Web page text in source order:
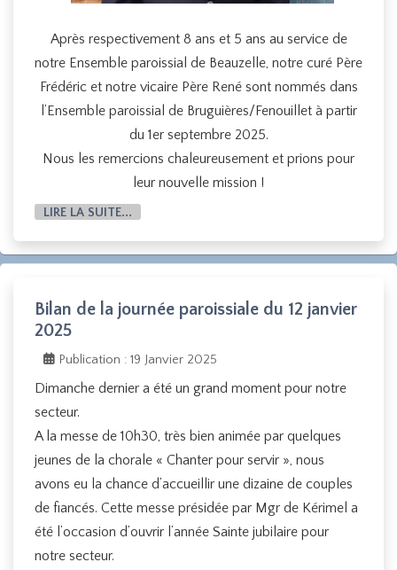
Après respectivement 8 ans et 5 ans au service de
notre Ensemble paroissial de Beauzelle, notre curé Père
Frédéric et notre vicaire Père René sont nommés dans
l’Ensemble paroissial de Bruguières/Fenouillet à partir
du 1er septembre 2025.
Nous les remercions chaleureusement et prions pour
leur nouvelle mission !
LIRE LA SUITE...
Bilan de la journée paroissiale du 12 janvier
2025
Publication : 19 Janvier 2025
Dimanche dernier a été un grand moment pour notre
secteur.
A la messe de 10h30, très bien animée par quelques
jeunes de la chorale « Chanter pour servir », nous
avons eu la chance d’accueillir une dizaine de couples
de fiancés. Cette messe présidée par Mgr de Kérimel a
été l’occasion d’ouvrir l’année Sainte jubilaire pour
notre secteur.